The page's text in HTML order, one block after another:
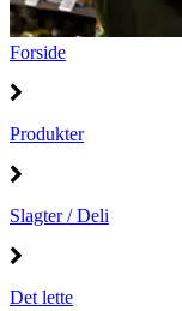
Forside
Produkter
Slagter / Deli
Det lette